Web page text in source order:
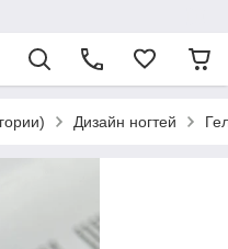
Дизайн ногтей